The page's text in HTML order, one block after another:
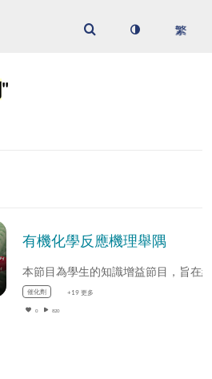
"
有機化學反應機理舉隅
催化劑 +19 更多
0 820